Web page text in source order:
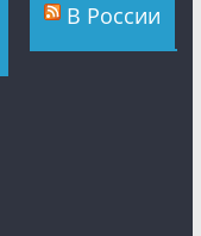
В России